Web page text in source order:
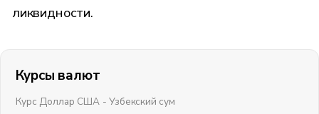
ликвидности.
Курсы валют
Курс Доллар США - Узбекский сум